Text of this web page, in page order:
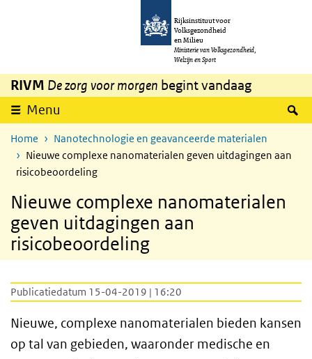
Overslaan en naar de inhoud gaan
Rijksinstituut voor
Volksgezondheid
en Milieu
Ministerie van Volksgezondheid,
Welzijn en Sport
RIVM De zorg voor morgen begint vandaag
Menu
Home
Nanotechnologie en geavanceerde materialen
Nieuwe complexe nanomaterialen geven uitdagingen aan
risicobeoordeling
Nieuwe complexe nanomaterialen
geven uitdagingen aan
risicobeoordeling
Publicatiedatum 15-04-2019 | 16:20
Nieuwe, complexe nanomaterialen bieden kansen
op tal van gebieden, waaronder medische en